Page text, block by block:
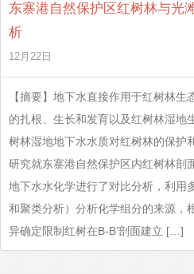
东寨港自然保护区红树林与光
析
12月22日
【摘要】地下水直接作用于红树林
的扎根、生长和发育以及红树林湿地
树林湿地地下水水质对红树林的保护
研究就东寨港自然保护区内红树林剖
地下水水化学进行了对比分析，利用
和聚类分析）分析化学组分的来源，
异确定限制红树在B-B’剖面建立 […]